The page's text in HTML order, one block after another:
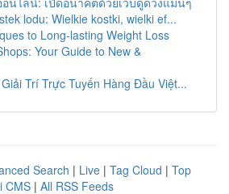
lodu: Wielkie kostki, wielki ef...
to Long-lasting Weight Loss
Your Guide to New &
Trí Trực Tuyến Hàng Đầu Việt...
Search | Live | Tag Cloud | Top
CMS | All RSS Feeds